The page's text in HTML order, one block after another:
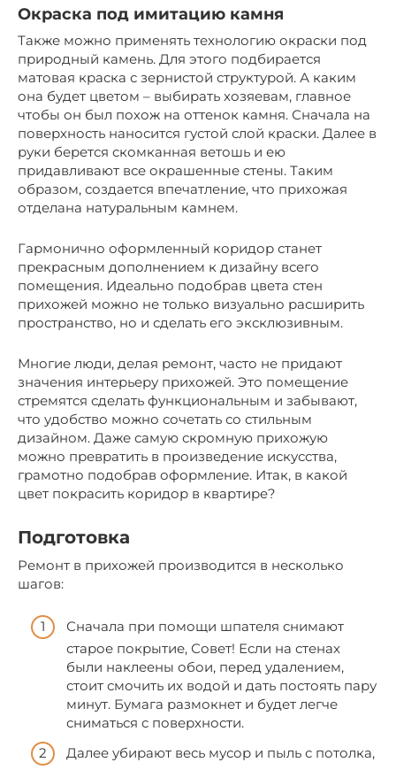
Окраска под имитацию камня
Также можно применять технологию окраски под
природный камень. Для этого подбирается
матовая краска с зернистой структурой. А каким
она будет цветом – выбирать хозяевам, главное
чтобы он был похож на оттенок камня. Сначала на
поверхность наносится густой слой краски. Далее в
руки берется скомканная ветошь и ею
придавливают все окрашенные стены. Таким
образом, создается впечатление, что прихожая
отделана натуральным камнем.
Гармонично оформленный коридор станет
прекрасным дополнением к дизайну всего
помещения. Идеально подобрав цвета стен
прихожей можно не только визуально расширить
пространство, но и сделать его эксклюзивным.
Многие люди, делая ремонт, часто не придают
значения интерьеру прихожей. Это помещение
стремятся сделать функциональным и забывают,
что удобство можно сочетать со стильным
дизайном. Даже самую скромную прихожую
можно превратить в произведение искусства,
грамотно подобрав оформление. Итак, в какой
цвет покрасить коридор в квартире?
Подготовка
Ремонт в прихожей производится в несколько
шагов:
Сначала при помощи шпателя снимают
старое покрытие, Совет! Если на стенах
были наклеены обои, перед удалением,
стоит смочить их водой и дать постоять пару
минут. Бумага размокнет и будет легче
сниматься с поверхности.
Далее убирают весь мусор и пыль с потолка,